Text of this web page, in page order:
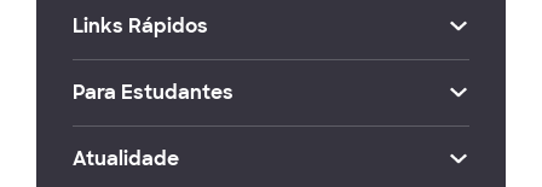
Links Rápidos
Para Estudantes
Atualidade